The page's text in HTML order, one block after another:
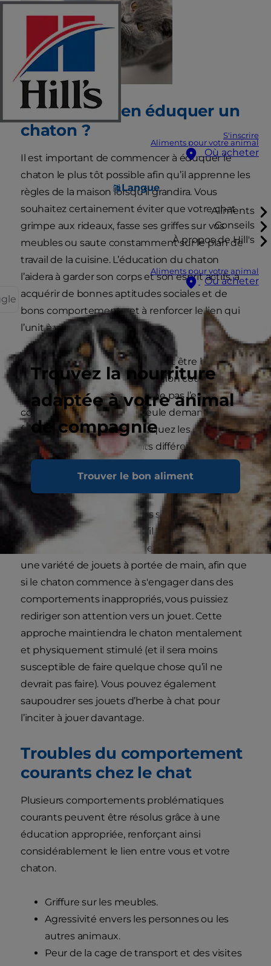
S'inscrire
Aliments pour votre animal
Où acheter
Langue
Aliments
Conseils
À propos de Hill's
Aliments pour votre animal
Où acheter
Trouvez la nourriture
adaptée à votre animal
de compagnie
Trouver le bon aliment
Comment bien éduquer un
chaton ?
Il est important de commencer à éduquer le
chaton le plus tôt possible afin qu’il apprenne les
règles de la maison lorsqu’il grandira. Vous
souhaitez certainement éviter que votre chat
grimpe aux rideaux, fasse ses griffes sur vos
meubles ou saute constamment sur le plan de
travail de la cuisine. L’éducation du chaton
l’aidera à garder son corps et son esprit actifs, à
acquérir de bonnes aptitudes sociales et de
bons comportements, et à renforcer le lien qui
l’unit à vous.
Les séances d’éducation doivent être brèves, car
le chaton a une durée d’attention courte et
s’ennuie facilement. Afin de ne pas l’embrouiller,
concentrez-vous sur une seule demande à la
fois pendant la séance. Pratiquez les demandes
dans de nombreux endroits différents de la
maison afin qu’il s’habitue à vous répondre dans
des environnements différents.
La forme d’éducation la plus simple consiste à
rediriger le chaton pour qu’il abandonne les
comportements indésirables. Il est utile d'avoir
une variété de jouets à portée de main, afin que
si le chaton commence à s'engager dans des
comportements inappropriés, vous puissiez
rediriger son attention vers un jouet. Cette
approche maintiendra le chaton mentalement
et physiquement stimulé (et il sera moins
susceptible de faire quelque chose qu’il ne
devrait pas faire). Vous pouvez également
saupoudrer ses jouets d’herbe à chat pour
l’inciter à jouer davantage.
Troubles du comportement
courants chez le chat
Plusieurs comportements problématiques
courants peuvent être résolus grâce à une
éducation appropriée, renforçant ainsi
considérablement le lien entre vous et votre
chaton.
Griffure sur les meubles.
Agressivité envers les personnes ou les
autres animaux.
Peur de la cage de transport et des visites